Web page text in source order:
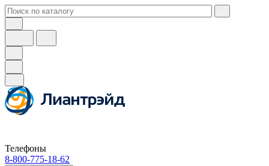
Телефоны
8-800-775-18-62